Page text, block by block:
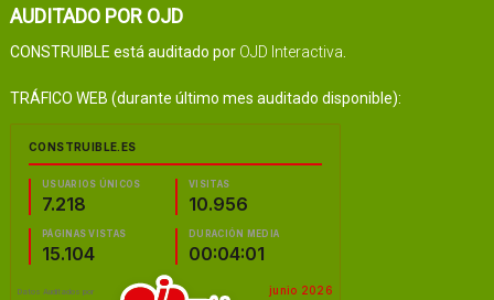
AUDITADO POR OJD
CONSTRUIBLE está auditado por OJD Interactiva
TRÁFICO WEB (durante último mes auditado disponible):